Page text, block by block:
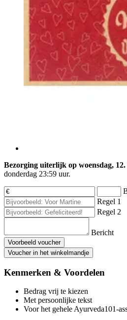
Bezorging uiterlijk op woensdag, 12.
donderdag 23:59 uur.
Regel 1
Regel 2
Bericht
Voorbeeld voucher
Voucher in het winkelmandje
Kenmerken & Voordelen
Bedrag vrij te kiezen
Met persoonlijke tekst
Voor het gehele Ayurveda101-